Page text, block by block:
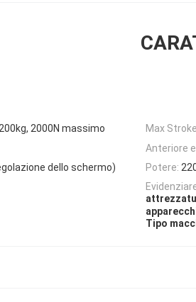
2000N massimo Max
Anteriore
dello schermo) Potere:
Tipo